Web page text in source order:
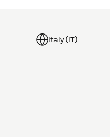
Italy (IT)